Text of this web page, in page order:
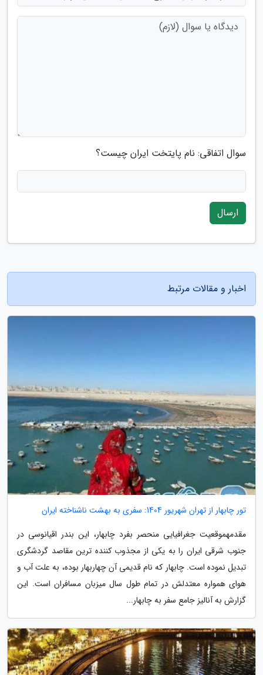
سوال اتفاقی: نام پایتخت ایران چیست؟
ارسال
اخبار و مقالات مرتبط
تور چابهار از تهران شهریور 1404: سفری به بهشت ناشناخته ایران
مقدمهموقعیت جغرافیایی منحصر بفرد چابهار، این بندر اقیانوسی در
جنوب شرقی ایران را به یکی از مجذوب کننده ترین مقاصد گردشگری
تبدیل نموده است. چابهار که نام قدیمی آن چهاربهار بوده، به علت آب و
هوای همواره معتدلش در تمام طول سال میزبان مسافران است. این
گزارش به آنالیز جامع سفر به چابهار...